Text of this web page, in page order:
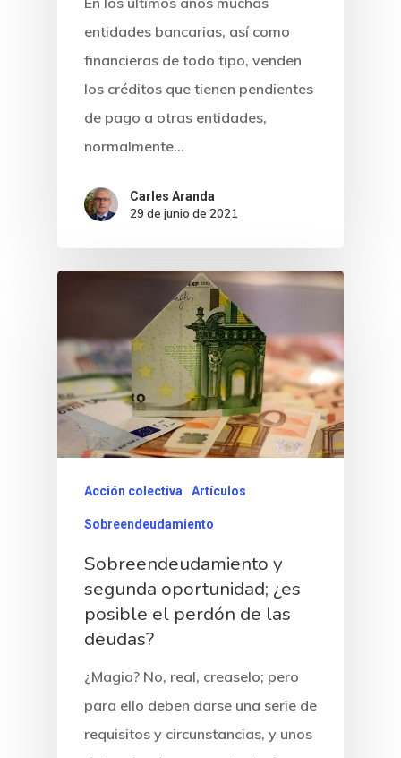
entidades bancarias, así como
financieras de todo tipo, venden
los créditos que tienen pendientes
de pago a otras entidades,
normalmente…
Carles Aranda
29 de junio de 2021
Acción colectiva Artículos
Sobreendeudamiento
Sobreendeudamiento y
segunda oportunidad; ¿es
posible el perdón de las
deudas?
¿Magia? No, real, creaselo; pero
para ello deben darse una serie de
requisitos y circunstancias, y unos
Inicio
Noticias
Sentencias
Café Jurídico
Colabora
¿Quiénes